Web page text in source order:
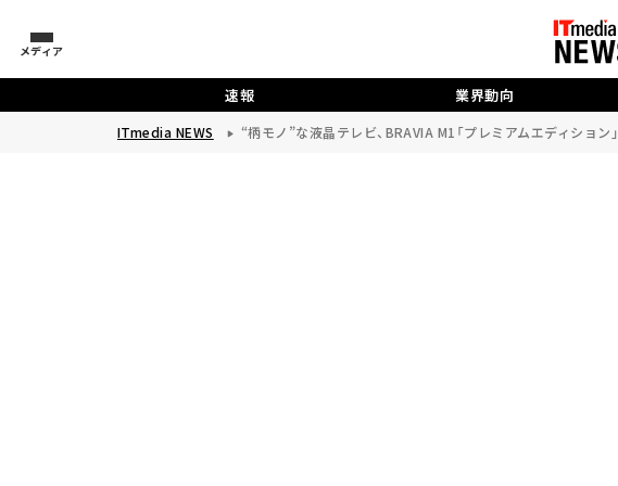
メディア
速報 業界動向
ITmedia NEWS “柄モノ”な液晶テレビ、BRAVIA M1「プレミアムエディション」